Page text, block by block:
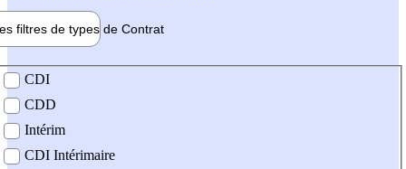
filtres de types de Contrat
contrat
CDI
CDD
Intérim
CDI Intérimaire